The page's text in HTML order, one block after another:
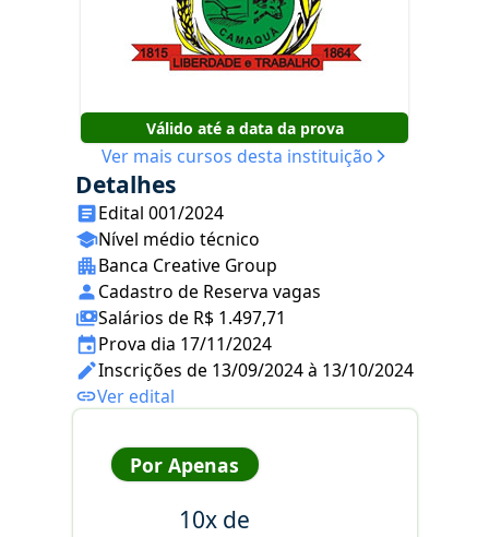
Válido até a data da prova
Ver mais cursos desta instituição
Detalhes
Edital 001/2024
Nível médio técnico
Banca Creative Group
Cadastro de Reserva vagas
Salários de R$ 1.497,71
Prova dia 17/11/2024
Inscrições de 13/09/2024 à 13/10/2024
Ver edital
Por Apenas
10x de